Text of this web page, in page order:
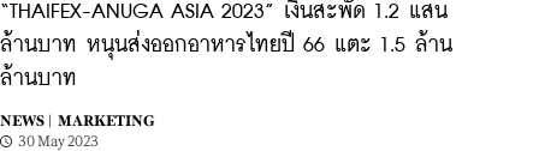
“THAIFEX-ANUGA ASIA 2023” เงินสะพัด 1.2 แสน
ล้านบาท หนุนส่งออกอาหารไทยปี 66 แตะ 1.5 ล้าน
ล้านบาท
NEWS |
MARKETING
30 May 2023